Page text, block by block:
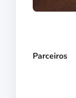
Parceiros